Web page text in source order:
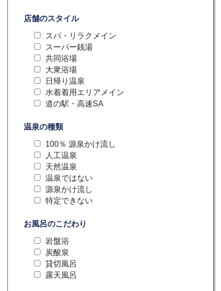
店舗のスタイル
スパ・リラクメイン
スーパー銭湯
共同浴場
大衆浴場
日帰り温泉
水着着用エリアメイン
道の駅・高速SA
温泉の種類
100％ 源泉かけ流し
人工温泉
天然温泉
温泉ではない
源泉かけ流し
特定できない
お風呂のこだわり
岩盤浴
炭酸泉
貸切風呂
露天風呂